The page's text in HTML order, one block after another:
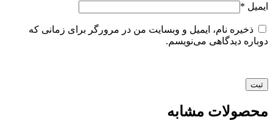
ایمیل *
ذخیره نام، ایمیل و وبسایت من در مرورگر برای زمانی که
دوباره دیدگاهی می‌نویسم.
محصولات مشابه